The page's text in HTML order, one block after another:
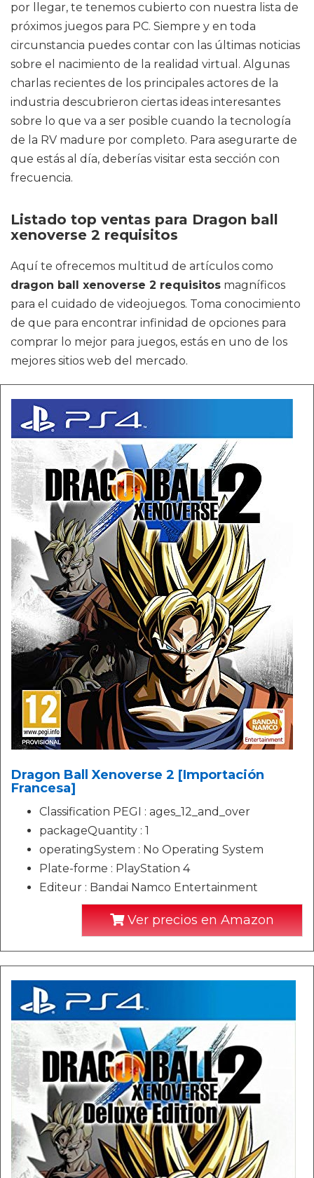
por llegar, te tenemos cubierto con nuestra lista de
próximos juegos para PC. Siempre y en toda
circunstancia puedes contar con las últimas noticias
sobre el nacimiento de la realidad virtual. Algunas
charlas recientes de los principales actores de la
industria descubrieron ciertas ideas interesantes
sobre lo que va a ser posible cuando la tecnología
de la RV madure por completo. Para asegurarte de
que estás al día, deberías visitar esta sección con
frecuencia.
Listado top ventas para Dragon ball
xenoverse 2 requisitos
Aquí te ofrecemos multitud de artículos como
dragon ball xenoverse 2 requisitos magníficos
para el cuidado de videojuegos. Toma conocimiento
de que para encontrar infinidad de opciones para
comprar lo mejor para juegos, estás en uno de los
mejores sitios web del mercado.
Dragon Ball Xenoverse 2 [Importación
Francesa]
Classification PEGI : ages_12_and_over
packageQuantity : 1
operatingSystem : No Operating System
Plate-forme : PlayStation 4
Editeur : Bandai Namco Entertainment
Ver precios en Amazon